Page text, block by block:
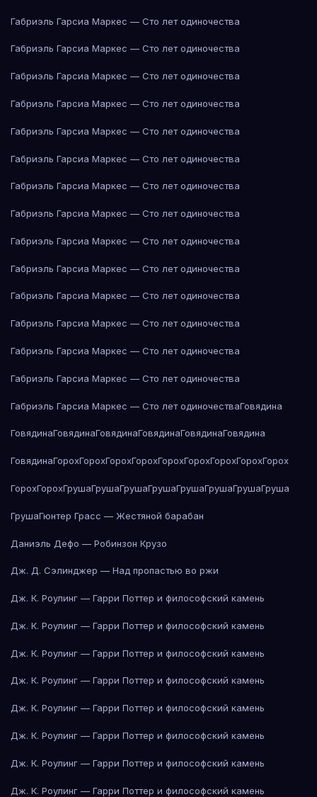
Габриэль Гарсиа Маркес — Сто лет одиночества
Габриэль Гарсиа Маркес — Сто лет одиночества
Габриэль Гарсиа Маркес — Сто лет одиночества
Габриэль Гарсиа Маркес — Сто лет одиночества
Габриэль Гарсиа Маркес — Сто лет одиночества
Габриэль Гарсиа Маркес — Сто лет одиночества
Габриэль Гарсиа Маркес — Сто лет одиночества
Габриэль Гарсиа Маркес — Сто лет одиночества
Габриэль Гарсиа Маркес — Сто лет одиночества
Габриэль Гарсиа Маркес — Сто лет одиночества
Габриэль Гарсиа Маркес — Сто лет одиночества
Габриэль Гарсиа Маркес — Сто лет одиночества
Габриэль Гарсиа Маркес — Сто лет одиночества
Габриэль Гарсиа Маркес — Сто лет одиночества
Габриэль Гарсиа Маркес — Сто лет одиночестваГовядина
ГовядинаГовядинаГовядинаГовядинаГовядинаГовядина
ГовядинаГорохГорохГорохГорохГорохГорохГорохГорохГорох
ГорохГорохГрушаГрушаГрушаГрушаГрушаГрушаГрушаГруша
ГрушаГюнтер Грасс — Жестяной барабан
Даниэль Дефо — Робинзон Крузо
Дж. Д. Сэлинджер — Над пропастью во ржи
Дж. К. Роулинг — Гарри Поттер и философский камень
Дж. К. Роулинг — Гарри Поттер и философский камень
Дж. К. Роулинг — Гарри Поттер и философский камень
Дж. К. Роулинг — Гарри Поттер и философский камень
Дж. К. Роулинг — Гарри Поттер и философский камень
Дж. К. Роулинг — Гарри Поттер и философский камень
Дж. К. Роулинг — Гарри Поттер и философский камень
Дж. К. Роулинг — Гарри Поттер и философский камень